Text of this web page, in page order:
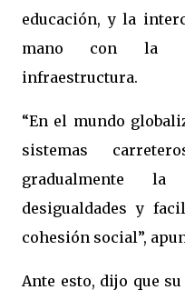
educación, y la
mano con la
infraestructura.
“En el mundo
sistemas
gradualmente
desigualdades y
cohesión social”,
Ante esto, dijo que